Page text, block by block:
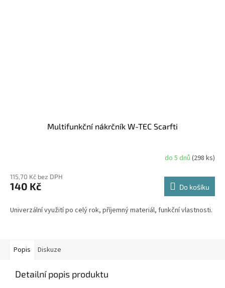
Multifunkční nákrčník W-TEC Scarfti
do 5 dnů (298 ks)
115,70 Kč bez DPH
140 Kč Do košíku
Univerzální využití po celý rok, příjemný materiál, funkční vlastnosti.
Popis Diskuze
Detailní popis produktu